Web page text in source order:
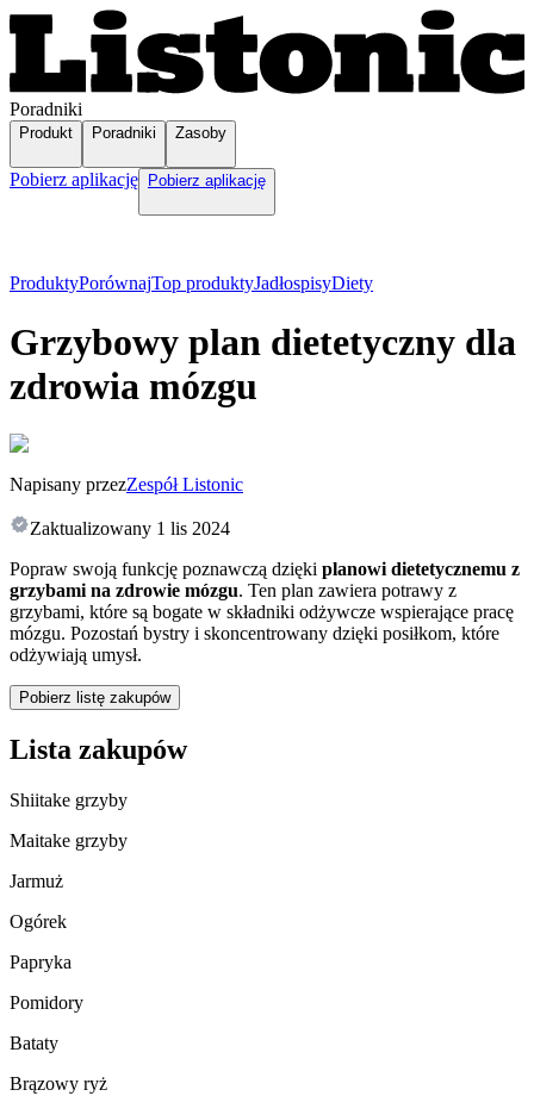
Poradniki
Produkt Poradniki Zasoby
Pobierz aplikację Pobierz aplikację
ProduktyPorównajTop produktyJadłospisyDiety
Grzybowy plan dietetyczny dla
zdrowia mózgu
Napisany przezZespół Listonic
Zaktualizowany 1 lis 2024
Popraw swoją funkcję poznawczą dzięki planowi dietetycznemu z
grzybami na zdrowie mózgu. Ten plan zawiera potrawy z
grzybami, które są bogate w składniki odżywcze wspierające pracę
mózgu. Pozostań bystry i skoncentrowany dzięki posiłkom, które
odżywiają umysł.
Pobierz listę zakupów
Lista zakupów
Shiitake grzyby
Maitake grzyby
Jarmuż
Ogórek
Papryka
Pomidory
Bataty
Brązowy ryż